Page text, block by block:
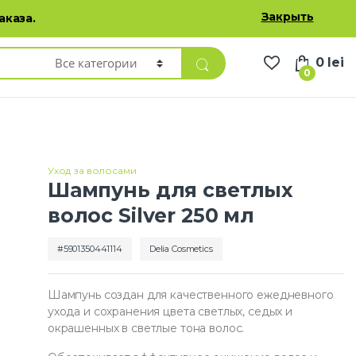
Избранные товары Русский
0
0 lei
Уход за волосами
Шампунь для светлых
волос Silver 250 мл
5901350441114 Delia Cosmetics
Шампунь создан для качественного ежедневного
ухода и сохранения цвета светлых, седых и
окрашенных в светлые тона волос.
Закрыть